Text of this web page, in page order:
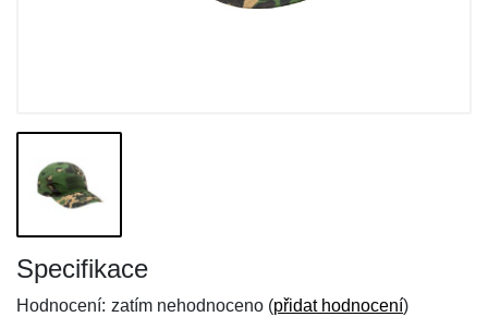
Specifikace
Hodnocení: zatím nehodnoceno (přidat hodnocení)